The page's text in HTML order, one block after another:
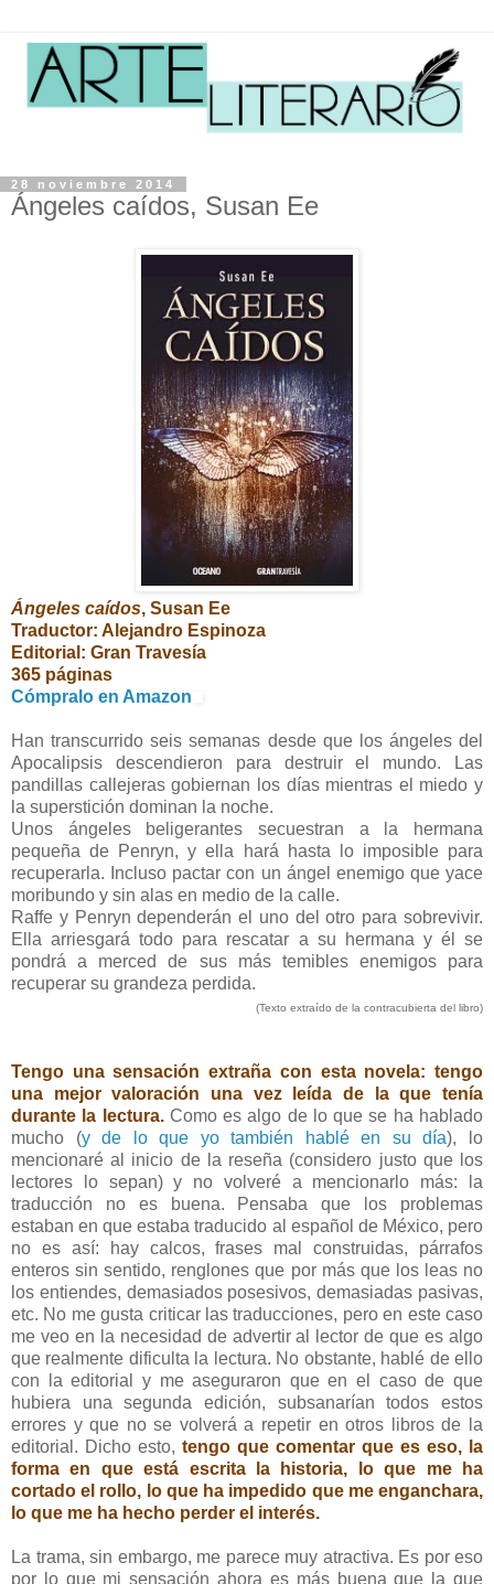
28 noviembre 2014
Ángeles caídos, Susan Ee
Ángeles caídos, Susan Ee
Traductor: Alejandro Espinoza
Editorial: Gran Travesía
365 páginas
Cómpralo en Amazon
Han transcurrido seis semanas desde que los ángeles del
Apocalipsis descendieron para destruir el mundo. Las
pandillas callejeras gobiernan los días mientras el miedo y
la superstición dominan la noche.
Unos ángeles beligerantes secuestran a la hermana
pequeña de Penryn, y ella hará hasta lo imposible para
recuperarla. Incluso pactar con un ángel enemigo que yace
moribundo y sin alas en medio de la calle.
Raffe y Penryn dependerán el uno del otro para sobrevivir.
Ella arriesgará todo para rescatar a su hermana y él se
pondrá a merced de sus más temibles enemigos para
recuperar su grandeza perdida.
(Texto extraído de la contracubierta del libro)
Tengo una sensación extraña con esta novela: tengo
una mejor valoración una vez leída de la que tenía
durante la lectura.Como es algo de lo que se ha hablado
mucho (y de lo que yo también hablé en su día), lo
mencionaré al inicio de la reseña (considero justo que los
lectores lo sepan) y no volveré a mencionarlo más: la
traducción no es buena. Pensaba que los problemas
estaban en que estaba traducido al español de México, pero
no es así: hay calcos, frases mal construidas, párrafos
enteros sin sentido, renglones que por más que los leas no
los entiendes, demasiados posesivos, demasiadas pasivas,
etc. No me gusta criticar las traducciones, pero en este caso
me veo en la necesidad de advertir al lector de que es algo
que realmente dificulta la lectura. No obstante, hablé de ello
con la editorial y me aseguraron que en el caso de que
hubiera una segunda edición, subsanarían todos estos
errores y que no se volverá a repetir en otros libros de la
editorial. Dicho esto, tengo que comentar que es eso, la
forma en que está escrita la historia, lo que me ha
cortado el rollo, lo que ha impedido que me enganchara,
lo que me ha hecho perder el interés.
La trama, sin embargo, me parece muy atractiva. Es por eso
por lo que mi sensación ahora es más buena que la que